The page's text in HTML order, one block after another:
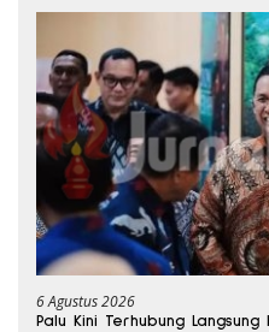
6 Agustus 2026
Palu Kini Terhubung Langsung